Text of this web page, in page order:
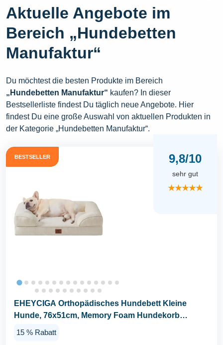
Aktuelle Angebote im
Bereich „Hundebetten
Manufaktur“
Du möchtest die besten Produkte im Bereich
„Hundebetten Manufaktur“ kaufen? In dieser
Bestsellerliste findest Du täglich neue Angebote. Hier
findest Du eine große Auswahl von aktuellen Produkten in
der Kategorie „Hundebetten Manufaktur“.
BESTSELLER 9,8/10
sehr gut
★★★★★
EHEYCIGA Orthopädisches Hundebett Kleine
Hunde, 76x51cm, Memory Foam Hundekorb
15 % Rabatt